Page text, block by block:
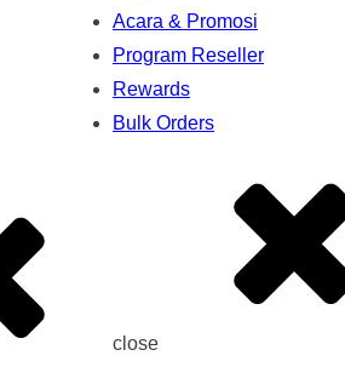
Acara & Promosi
Program Reseller
Rewards
Bulk Orders
close